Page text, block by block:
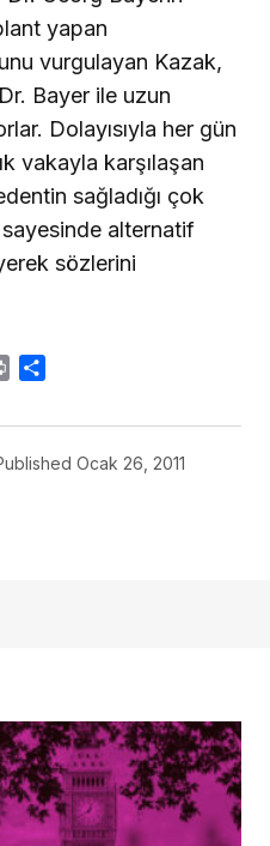
yapan
vurgulayan Kazak,
Bayer ile uzun
Dolayısıyla her gün
vakayla karşılaşan
sağladığı çok
alternatif
sözlerini
Print
Ocak 26, 2011